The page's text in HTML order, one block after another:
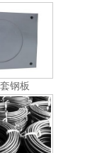
钢板